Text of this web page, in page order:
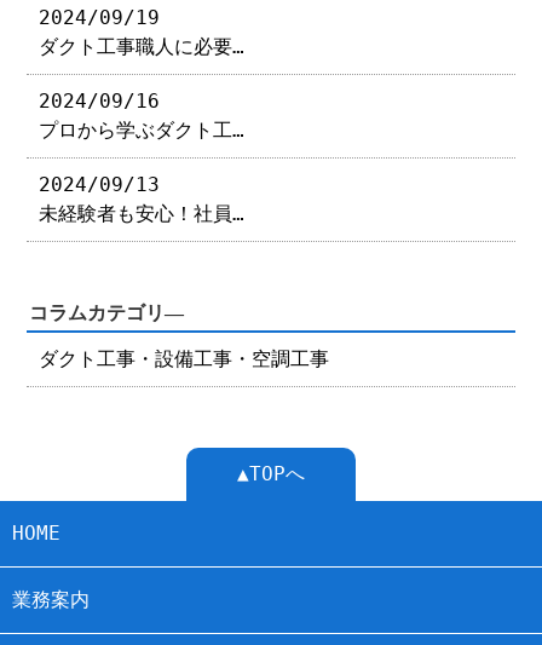
2024/09/19
ダクト工事職人に必要…
2024/09/16
プロから学ぶダクト工…
2024/09/13
未経験者も安心！社員…
コラムカテゴリ―
ダクト工事・設備工事・空調工事
▲TOPへ
HOME
業務案内